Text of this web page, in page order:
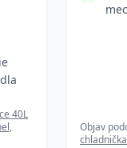
40L
Objav